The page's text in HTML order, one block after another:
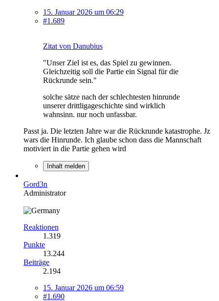
15. Januar 2026 um 06:29
#1.689
Zitat von Danubius
"Unser Ziel ist es, das Spiel zu gewinnen.
Gleichzeitig soll die Partie ein Signal für die
Rückrunde sein."
solche sätze nach der schlechtesten hinrunde
unserer drittligageschichte sind wirklich
wahnsinn. nur noch unfassbar.
Passt ja. Die letzten Jahre war die Rückrunde katastrophe. Jz
wars die Hinrunde. Ich glaube schon dass die Mannschaft
motiviert in die Partie gehen wird
Inhalt melden
Gord3n
Administrator
Reaktionen
1.319
Punkte
13.244
Beiträge
2.194
15. Januar 2026 um 06:59
#1.690